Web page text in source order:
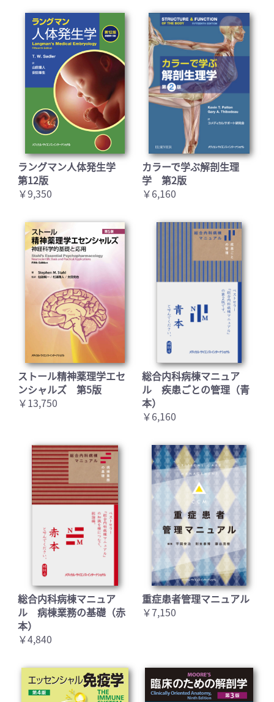
ラングマン人体発生学
第12版
￥9,350
カラーで学ぶ解剖生理
学 第2版
￥6,160
ストール精神薬理学エセ
ンシャルズ 第5版
￥13,750
総合内科病棟マニュア
ル 疾患ごとの管理（青
本）
￥6,160
総合内科病棟マニュア
ル 病棟業務の基礎（赤
本）
￥4,840
重症患者管理マニュアル
￥7,150